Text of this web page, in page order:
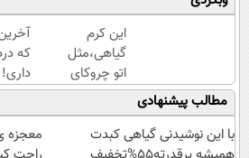
چروک
طبیعی/
بدون
عوارض)
کرم
رو
جوان
کن
این کرم
گیاهی،مثل
اتو چروکای
پوستتوصاف
میکنه!50%تخفیف
که
داری!
رو
مطالب پیشنهادی
با این نوشیدنی گیاهی کبدت
معجزه